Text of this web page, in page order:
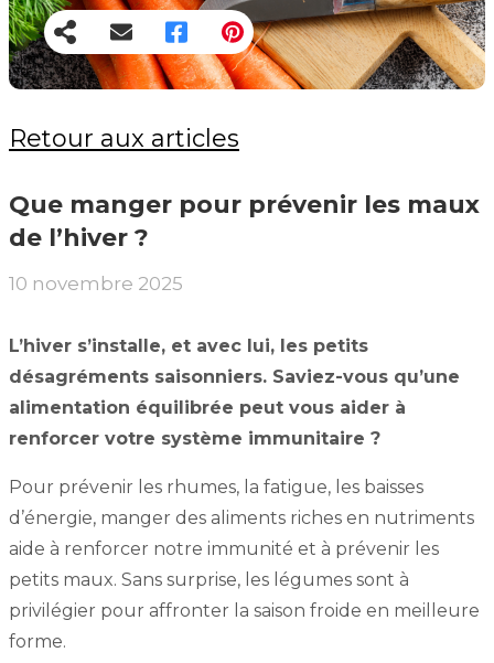
Retour aux articles
Que manger pour prévenir les maux
de l’hiver ?
10 novembre 2025
L’hiver s’installe, et avec lui, les petits
désagréments saisonniers. Saviez-vous qu’une
alimentation équilibrée peut vous aider à
renforcer votre système immunitaire ?
Pour prévenir les rhumes, la fatigue, les baisses
d’énergie, manger des aliments riches en nutriments
aide à renforcer notre immunité et à prévenir les
petits maux. Sans surprise, les légumes sont à
privilégier pour affronter la saison froide en meilleure
forme.